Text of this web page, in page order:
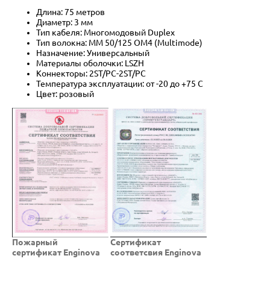
Длина: 75 метров
Диаметр: 3 мм
Тип кабеля: Многомодовый Duplex
Тип волокна: MM 50/125 OM4 (Multimode)
Назначение: Универсальный
Материалы оболочки: LSZH
Коннекторы: 2ST/PC-2ST/PC
Температура эксплуатации: от -20 до +75 C
Цвет: розовый
Пожарный
сертификат Enginova
Cертификат
соответсвия Enginova